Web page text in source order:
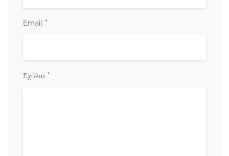
Email *
Σχόλιο *